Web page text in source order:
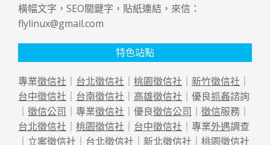
橫幅文字，SEO關鍵字，貼紙連結，來信：
flylinux@gmail.com
特色站點
專業徵信社 ｜ 台北徵信社 ｜ 桃園徵信社 ｜ 新竹徵信社 ｜
台中徵信社 ｜ 台南徵信社 ｜ 高雄徵信社 ｜優良抓姦諮詢
｜ 徵信公司 ｜專業徵信社 ｜優良徵信公司 ｜ 徵信服務｜
台北徵信社 ｜ 桃園徵信社 ｜ 台中徵信社 ｜專業外遇調查
｜立案徵信社 ｜ 台北徵信社 ｜ 新北徵信社 ｜ 桃園徵信社